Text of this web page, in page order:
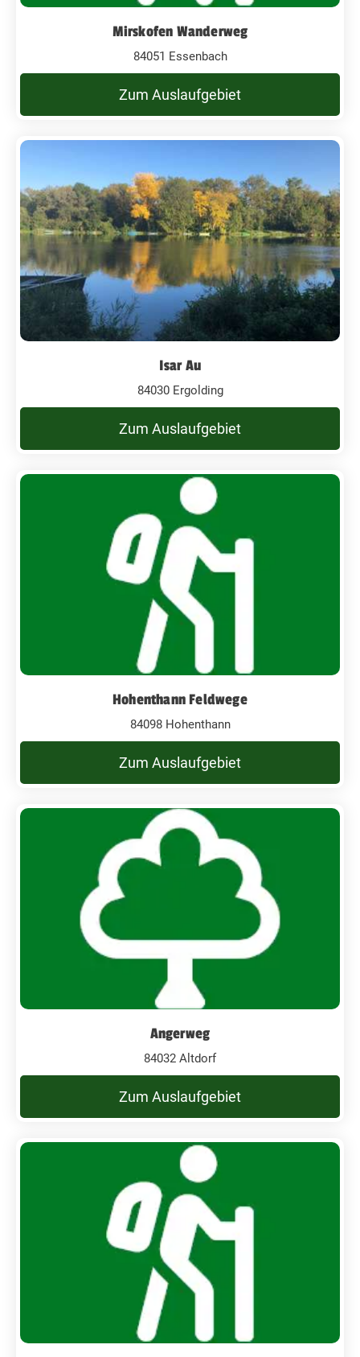
Mirskofen Wanderweg
84051 Essenbach
Zum Auslaufgebiet
Isar Au
84030 Ergolding
Zum Auslaufgebiet
Hohenthann Feldwege
84098 Hohenthann
Zum Auslaufgebiet
Angerweg
84032 Altdorf
Zum Auslaufgebiet